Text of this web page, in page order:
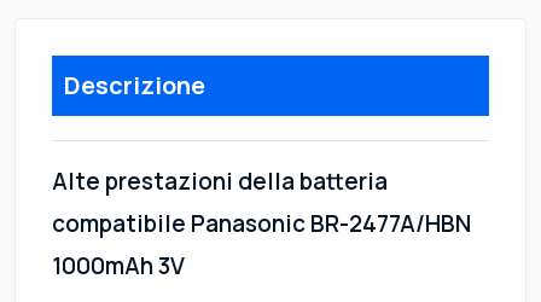
Descrizione
Alte prestazioni della batteria
compatibile Panasonic BR-2477A/HBN
1000mAh 3V